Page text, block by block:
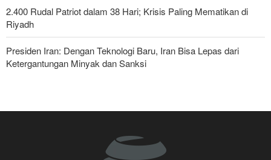
2.400 Rudal Patriot dalam 38 Hari; Krisis Paling Mematikan di
Riyadh
Presiden Iran: Dengan Teknologi Baru, Iran Bisa Lepas dari
Ketergantungan Minyak dan Sanksi
Yahya Saree: Operasi Khusus di Al-Mokha—Puluhan Pasukan